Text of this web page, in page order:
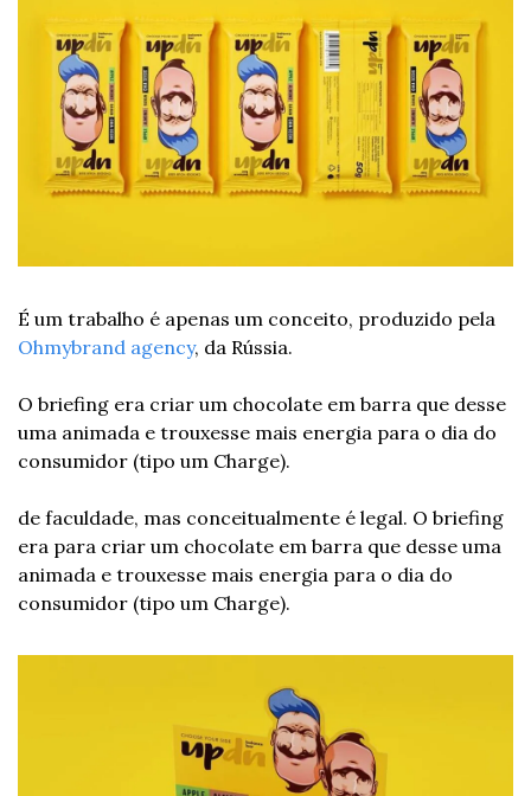
Ohmybrand agency, da Rússia.
O briefing era criar um chocolate em barra que desse
uma animada e trouxesse mais energia para o dia do
consumidor (tipo um Charge).
de faculdade, mas conceitualmente é legal. O briefing
era para criar um chocolate em barra que desse uma
animada e trouxesse mais energia para o dia do
consumidor (tipo um Charge).